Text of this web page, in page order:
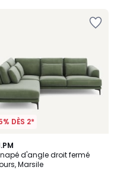
DÈS 2*
d'angle droit fermé
Marsile